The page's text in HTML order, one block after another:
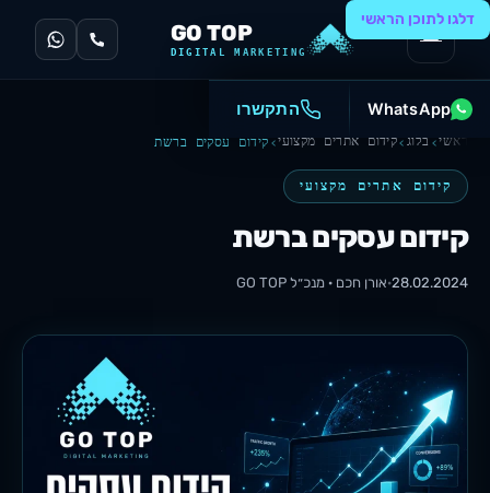
דלגו לתוכן הראשי GO TOP
DIGITAL MARKETING
WhatsApp התקשרו
ראשי בלוג קידום אתרים מקצועי קידום עסקים ברשת
קידום אתרים מקצועי
קידום עסקים ברשת
28.02.2024
·אורן חכם · מנכ״ל GO TOP